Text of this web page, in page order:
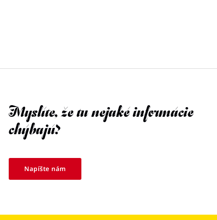
Myslíte, že tu nejaké informácie
chýbajú?
Napíšte nám